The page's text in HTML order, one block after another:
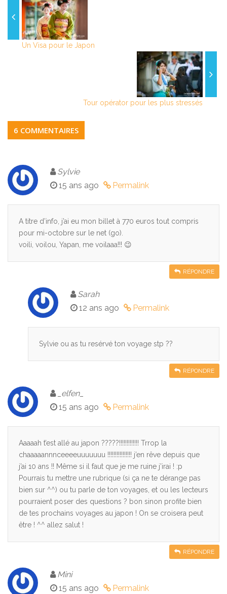
Un Visa pour le Japon
Tour opérator pour les plus stressés
6 COMMENTAIRES
Sylvie
15 ans ago
Permalink
A titre d’info, j’ai eu mon billet à 770 euros tout compris
pour mi-octobre sur le net (go).
voili, voilou, Yapan, me voilaaa!!! 😉
RÉPONDRE
Sarah
12 ans ago
Permalink
Sylvie ou as tu resérvé ton voyage stp ??
RÉPONDRE
_elfen_
15 ans ago
Permalink
Aaaaah t’est allé au japon ?????!!!!!!!!!!!!! Trrop la
chaaaaannnceeeeuuuuuuu !!!!!!!!!!!!!!!! j’en rêve depuis que
j’ai 10 ans !! Même si il faut que je me ruine j’irai ! :p
Pourrais tu mettre une rubrique (si ça ne te dérange pas
bien sur ^^) ou tu parle de ton voyages, et ou les lecteurs
pourraient poser des questions ? bon sinon profite bien
de tes prochains voyages au japon ! On se croisera peut
être ! ^^ allez salut !
RÉPONDRE
Mini
15 ans ago
Permalink